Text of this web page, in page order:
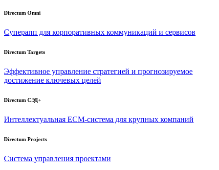
Directum Omni
Суперапп для корпоративных коммуникаций и сервисов
Directum Targets
Эффективное управление стратегией и прогнозируемое
достижение ключевых целей
Directum СЭД+
Интеллектуальная ECM-система для крупных компаний
Directum Projects
Система управления проектами